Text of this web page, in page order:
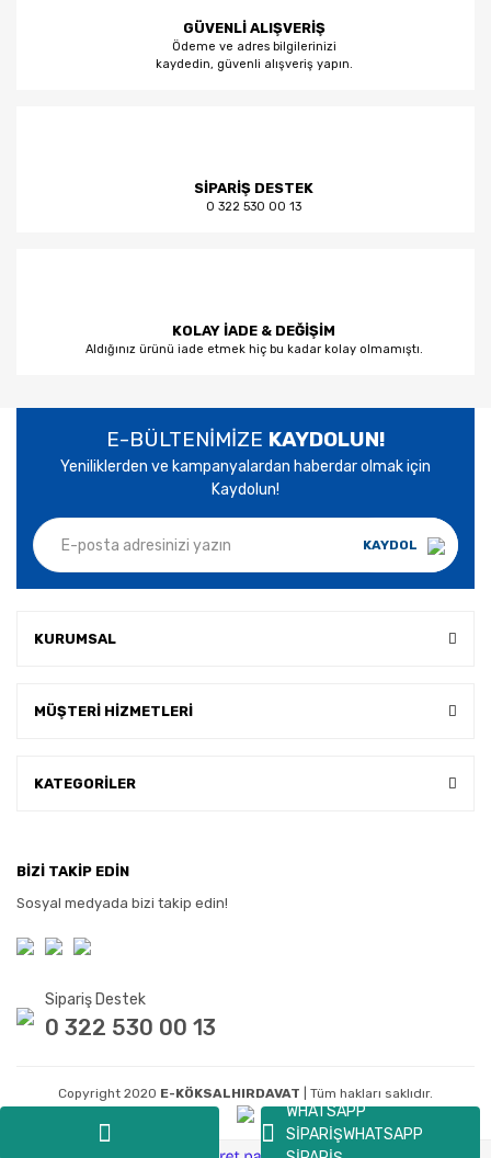
WHATSAPP
SİPARİŞWHATSAPP
GÜVENLİ ALIŞVERİŞ
Ödeme ve adres bilgilerinizi
kaydedin, güvenli alışveriş yapın.
SİPARİŞ DESTEK
0 322 530 00 13
KOLAY İADE & DEĞİŞİM
Aldığınız ürünü iade etmek hiç bu kadar kolay olmamıştı.
E-BÜLTENİMİZE KAYDOLUN!
Yeniliklerden ve kampanyalardan haberdar olmak için
Kaydolun!
KAYDOL
KURUMSAL
MÜŞTERİ HİZMETLERİ
KATEGORİLER
BİZİ TAKİP EDİN
Sosyal medyada bizi takip edin!
Sipariş Destek
0 322 530 00 13
Copyright 2020 E-KÖKSALHIRDAVAT | Tüm hakları saklıdır.